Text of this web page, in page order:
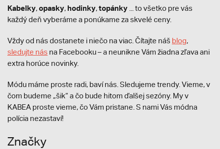
Kabelky,opasky, hodinky,topánky ... to všetko pre vás
každý deň vyberáme a ponúkame za skvelé ceny.
Vždy od nás dostanete i niečo na viac. Čítajte náš blog,
sledujte nás na Facebooku – a neunikne Vám žiadna zľava ani
extra horúce novinky.
Módu máme proste radi, baví nás. Sledujeme trendy. Vieme, v
čom budeme „šik“ a čo bude hitom ďalšej sezóny. My v
KABEA proste vieme, čo Vám pristane. S nami Vás módna
polícia nezastaví!
Značky